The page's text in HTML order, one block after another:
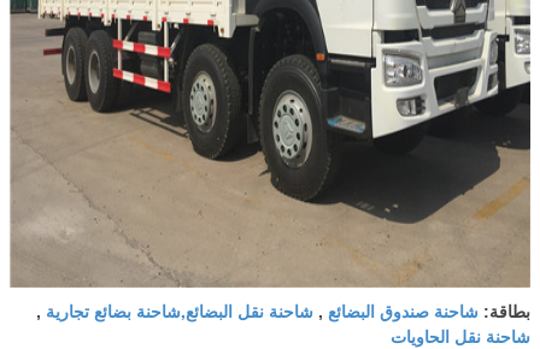
بطاقة: شاحنة صندوق البضائع , شاحنة نقل البضائع,شاحنة بضائع تجارية ,
شاحنة نقل الحاويات